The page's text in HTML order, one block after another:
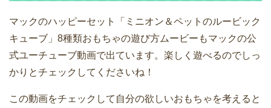
マックのハッピーセット「ミニオン＆ペットのルービック
キューブ」8種類おもちゃの遊び方ムービーもマックの公
式ユーチューブ動画で出ています。楽しく遊べるのでしっ
かりとチェックしてくださいね！
この動画をチェックして自分の欲しいおもちゃを考えると